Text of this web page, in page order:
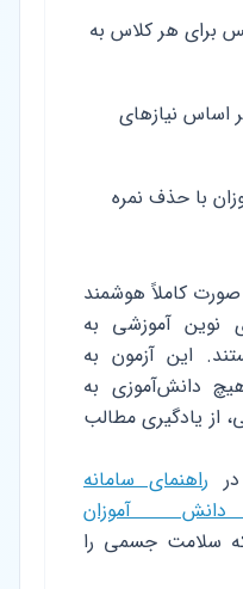
برای هر کلاس به
اساس نیازهای
با حذف نمره
به صورت کاملاً هوشمند
نوین آموزشی به
این آزمون به
دانش‌آموزی به
از یادگیری مطالب
راهنمای سامانه
آموزان
سلامت جسمی را